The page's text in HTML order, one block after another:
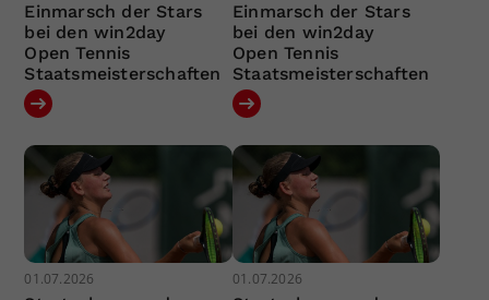
Einmarsch der Stars
bei den win2day
Open Tennis
Staatsmeisterschaften
Einmarsch der Stars
bei den win2day
Open Tennis
Staatsmeisterschaften
01.07.2026 01.07.2026